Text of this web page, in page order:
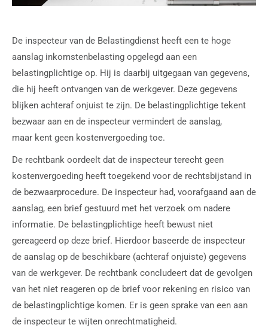
De inspecteur van de Belastingdienst heeft een te hoge
aanslag inkomstenbelasting opgelegd aan een
belastingplichtige op. Hij is daarbij uitgegaan van gegevens,
die hij heeft ontvangen van de werkgever. Deze gegevens
blijken achteraf onjuist te zijn. De belastingplichtige tekent
bezwaar aan en de inspecteur vermindert de aanslag,
maar kent geen kostenvergoeding toe.
De rechtbank oordeelt dat de inspecteur terecht geen
kostenvergoeding heeft toegekend voor de rechtsbijstand in
de bezwaarprocedure. De inspecteur had, voorafgaand aan de
aanslag, een brief gestuurd met het verzoek om nadere
informatie. De belastingplichtige heeft bewust niet
gereageerd op deze brief. Hierdoor baseerde de inspecteur
de aanslag op de beschikbare (achteraf onjuiste) gegevens
van de werkgever. De rechtbank concludeert dat de gevolgen
van het niet reageren op de brief voor rekening en risico van
de belastingplichtige komen. Er is geen sprake van een aan
de inspecteur te wijten onrechtmatigheid.